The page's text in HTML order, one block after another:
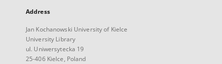
Address
Jan Kochanowski University of Kielce
University Library
ul. Uniwersytecka 19
25-406 Kielce, Poland